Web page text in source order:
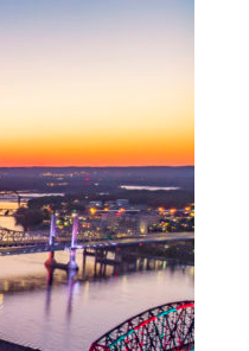
und
Reiseempfehlungen.